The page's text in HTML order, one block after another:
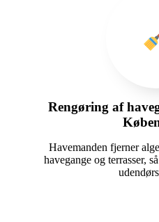
Rengøring af
Havemanden fjerner
havegange og terrasser,